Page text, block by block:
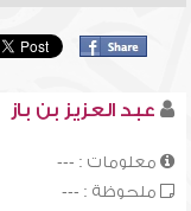
عبد العزيز بن باز
معلومات : ---
ملحوظة : ---